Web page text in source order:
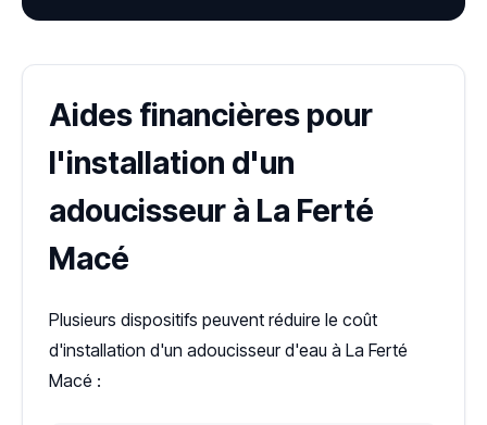
Aides financières pour
l'installation d'un
adoucisseur à La Ferté
Macé
Plusieurs dispositifs peuvent réduire le coût
d'installation d'un adoucisseur d'eau à La Ferté
Macé :